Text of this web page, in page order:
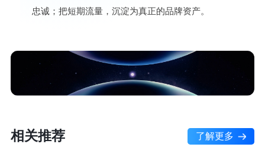
忠诚；把短期流量，沉淀为真正的品牌资产。
相关推荐 了解更多